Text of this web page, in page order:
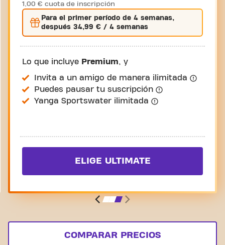
1,00 € cuota de inscripción
Para el primerperíodo de 4 semanas,
después 34,99 € / 4 semanas
Lo que incluye Premium, y
Invita a un amigo de manera ilimitada
Puedes pausar tu suscripción
Yanga Sportswater ilimitada
ELIGE ULTIMATE
COMPARAR PRECIOS